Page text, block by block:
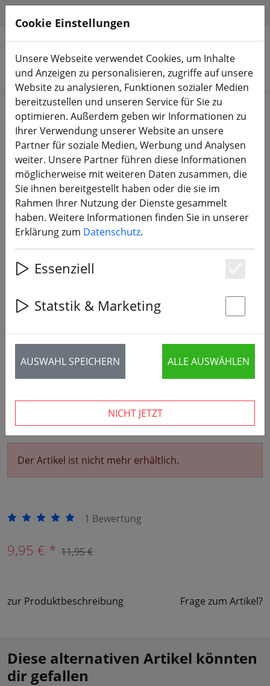
Produkte suchen
Start Bauteile LED
FETtec Race Wire 6
17% SPAREN
Der Artikel ist nicht mehr erhältlich.
1 Bewertung
9,95 € * 11,95 €
zur Produktbeschreibung Frage zum Artikel?
Diese alternativen Artikel könnten
dir gefallen
Cookie Einstellungen
Unsere Webseite verwendet Cookies, um Inhalte
und Anzeigen zu personalisieren, zugriffe auf unsere
Website zu analysieren, Funktionen sozialer Medien
bereitzustellen und unseren Service für Sie zu
optimieren. Außerdem geben wir Informationen zu
Ihrer Verwendung unserer Website an unsere
Partner für soziale Medien, Werbung und Analysen
weiter. Unsere Partner führen diese Informationen
möglicherweise mit weiteren Daten zusammen, die
Sie ihnen bereitgestellt haben oder die sie im
Rahmen Ihrer Nutzung der Dienste gesammelt
haben. Weitere Informationen finden Sie in unserer
Erklärung zum Datenschutz.
Essenziell
Statstik & Marketing
AUSWAHL SPEICHERN ALLE AUSWÄHLEN
NICHT JETZT